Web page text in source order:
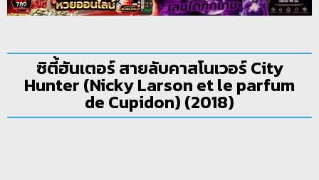
ซิตี้ฮันเตอร์ สายลับคาสโนเวอร์ City
Hunter (Nicky Larson et le parfum
de Cupidon) (2018)